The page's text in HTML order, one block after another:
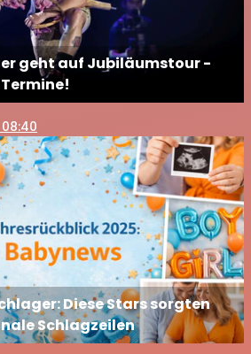
geht auf Jubiläumstour -
Diese Stars sorgten
Schlagzeilen